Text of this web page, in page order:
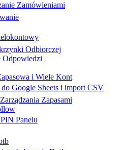
Zamówieniami
Odbiorczej
Odpowiedzi
i Wiele Kont
Google Sheets i import CSV
Zapasami
Panelu